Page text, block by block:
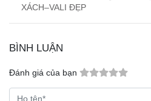
XÁCH–VALI ĐẸP
BÌNH LUẬN
Đánh giá của bạn